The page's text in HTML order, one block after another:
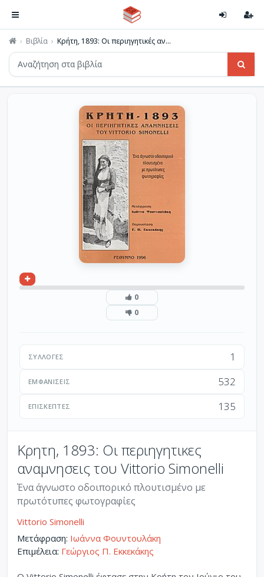
Βιβλία Κρήτη, 1893: Οι περιηγητικές αν...
0
0
ΣΥΛΛΟΓΈΣ 1
ΕΜΦΑΝΊΣΕΙΣ 532
ΕΠΙΣΚΈΠΤΕΣ 135
Κρητη, 1893: Οι περιηγητικες
αναμνησεις του Vittorio Simonelli
Ένα άγνωστο οδοιπορικό πλουτισμένο με
πρωτότυπες φωτογραφίες
Vittorio Simonelli
Μετάφραση: Ιωάννα Φουντουλάκη
Επιμέλεια: Γεώργιος Π. Εκκεκάκης